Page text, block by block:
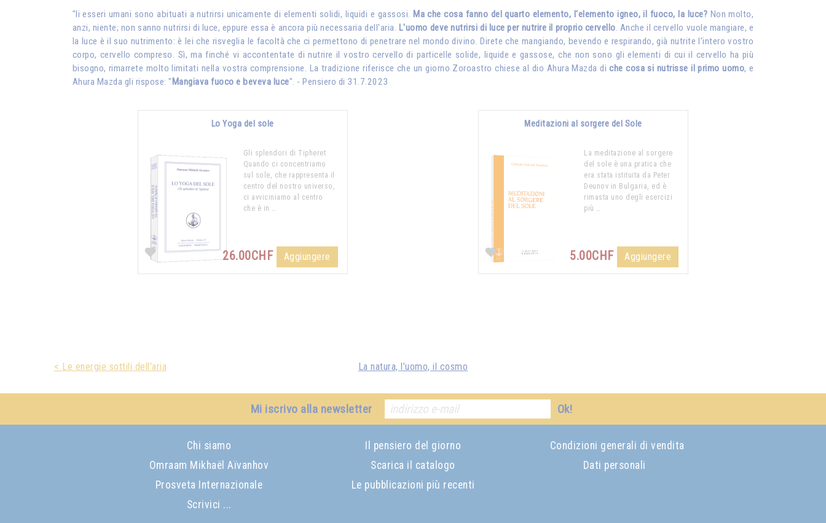
"li esseri umani sono abituati a nutrirsi unicamente di elementi solidi, liquidi e gassosi. Ma che cosa fanno del quarto elemento, l'elemento igneo, il fuoco, la luce? Non molto,
anzi, niente; non sanno nutrirsi di luce, eppure essa è ancora più necessaria dell'aria. L'uomo deve nutrirsi di luce per nutrire il proprio cervello. Anche il cervello vuole mangiare, e
la luce è il suo nutrimento: è lei che risveglia le facoltà che ci permettono di penetrare nel mondo divino. Direte che mangiando, bevendo e respirando, già nutrite l'intero vostro
corpo, cervello compreso. Sì, ma finché vi accontentate di nutrire il vostro cervello di particelle solide, liquide e gassose, che non sono gli elementi di cui il cervello ha più
bisogno, rimarrete molto limitati nella vostra comprensione. La tradizione riferisce che un giorno Zoroastro chiese al dio Ahura Mazda diche cosa si nutrisse il primo uomo, e
Ahura Mazda gli rispose: " Mangiava fuoco e beveva luce". - Pensiero di 31.7.2023
Lo Yoga del sole
Gli splendori di Tipheret
Quando ci concentriamo
sul sole, che rappresenta il
centro del nostro universo,
ci avviciniamo al centro
che è in …
26.00CHF Aggiungere
Meditazioni al sorgere del Sole
La meditazione al sorgere
del sole è una pratica che
era stata istituita da Peter
Deunov in Bulgaria, ed è
rimasta uno degli esercizi
più …
5.00CHF Aggiungere
< Le energie sottili dell'aria La natura, l’uomo, il cosmo
Mi iscrivo alla newsletter Ok!
Chi siamo
Omraam Mikhaël Aïvanhov
Prosveta Internazionale
Scrivici ...
Il pensiero del giorno
Scarica il catalogo
Le pubblicazioni più recenti
Condizioni generali di vendita
Dati personali